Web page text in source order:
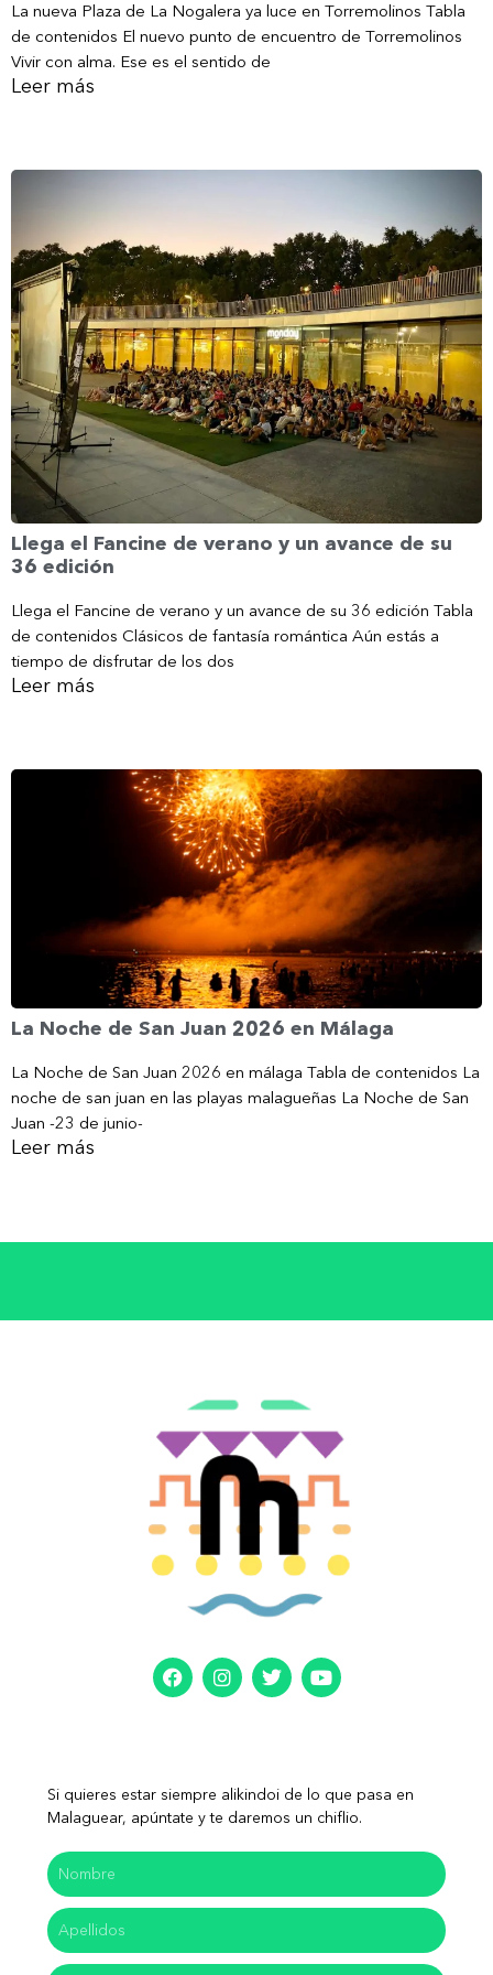
La nueva Plaza de La Nogalera ya luce en Torremolinos Tabla
de contenidos El nuevo punto de encuentro de Torremolinos
Vivir con alma. Ese es el sentido de
Leer más
Llega el Fancine de verano y un avance de su
36 edición
Llega el Fancine de verano y un avance de su 36 edición Tabla
de contenidos Clásicos de fantasía romántica Aún estás a
tiempo de disfrutar de los dos
Leer más
La Noche de San Juan 2026 en Málaga
La Noche de San Juan 2026 en málaga Tabla de contenidos La
noche de san juan en las playas malagueñas La Noche de San
Juan -23 de junio-
Leer más
Si quieres estar siempre alikindoi de lo que pasa en
Malaguear, apúntate y te daremos un chiflio.